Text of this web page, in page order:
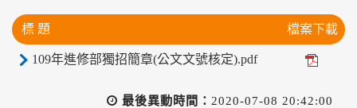
標 題 檔案下載
109年進修部獨招簡章(公文文號核定).pdf
最後異動時間： 2020-07-08 20:42:00